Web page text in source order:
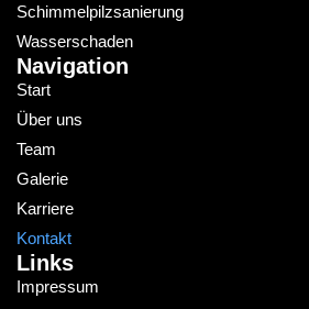
Schimmelpilzsanierung
Wasserschaden
Navigation
Start
Über uns
Team
Galerie
Karriere
Kontakt
Links
Impressum